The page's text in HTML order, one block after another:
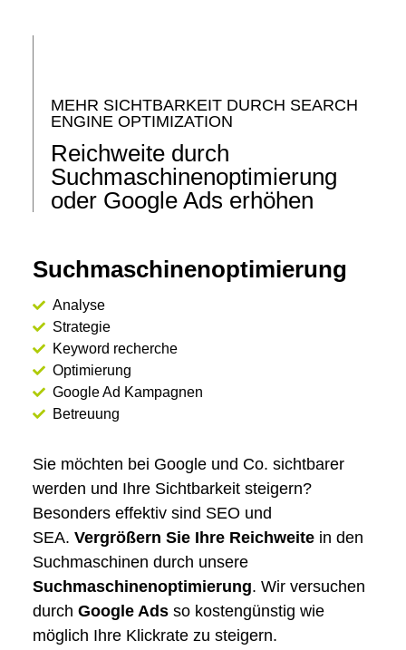
MEHR SICHTBARKEIT DURCH SEARCH
ENGINE OPTIMIZATION
Reichweite durch
Suchmaschinen­optimierung
oder Google Ads erhöhen
Suchmaschinen­optimierung
Analyse
Strategie
Keyword recherche
Optimierung
Google Ad Kampagnen
Betreuung
Sie möchten bei Google und Co. sichtbarer
werden und Ihre Sichtbarkeit steigern?
Besonders effektiv sind SEO und
SEA. Vergrößern Sie Ihre Reichweitein den
Suchmaschinen durch unsere
Suchmaschinen­optimierung. Wir versuchen
durch Google Adsso kostengünstig wie
möglich Ihre Klickrate zu steigern.